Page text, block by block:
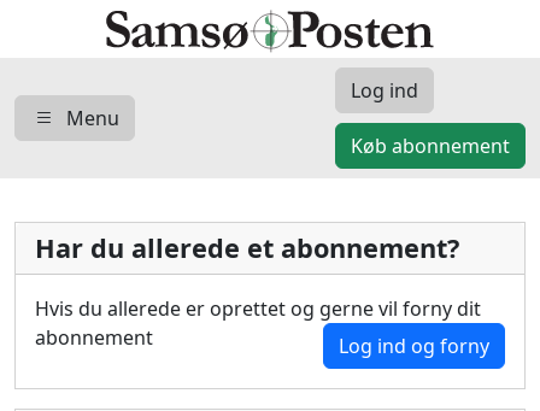
Menu
Log ind
Køb abonnement
Har du allerede et abonnement?
Hvis du allerede er oprettet og gerne vil forny dit
abonnement
Log ind og forny